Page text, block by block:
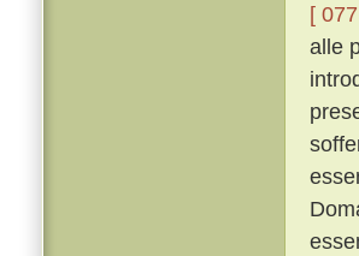
[
alle